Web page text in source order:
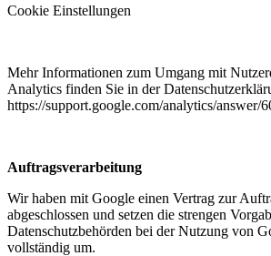
Cookie Einstellungen
Mehr Informationen zum Umgang mit
Analytics finden Sie in der
https://support.google.com/analytics/answer/
Auftragsverarbeitung
Wir haben mit Google einen Vertrag zur
abgeschlossen und setzen die strengen
Datenschutzbehörden bei der Nutzung von
vollständig um.